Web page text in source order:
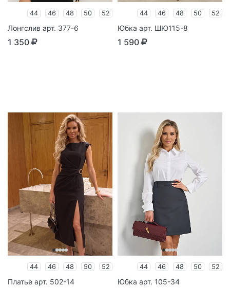
44 46 48 50 52
Лонгслив арт. 377-6
1 350
44 46 48 50 52
Юбка арт. ШЮ115-8
1 590
44 46 48 50 52
Платье арт. 502-14
44 46 48 50 52
Юбка арт. 105-34